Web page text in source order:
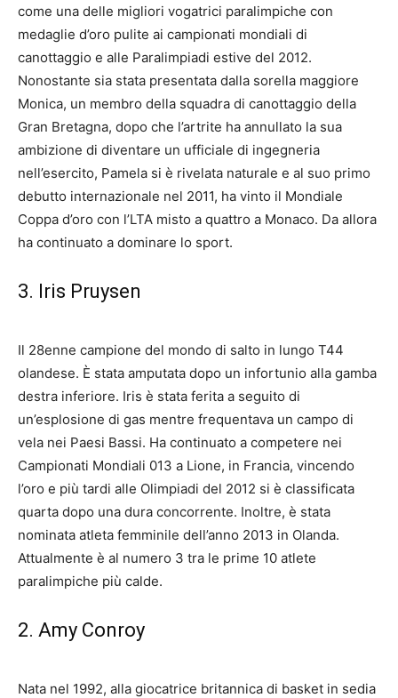
come una delle migliori vogatrici paralimpiche con
medaglie d’oro pulite ai campionati mondiali di
canottaggio e alle Paralimpiadi estive del 2012.
Nonostante sia stata presentata dalla sorella maggiore
Monica, un membro della squadra di canottaggio della
Gran Bretagna, dopo che l’artrite ha annullato la sua
ambizione di diventare un ufficiale di ingegneria
nell’esercito, Pamela si è rivelata naturale e al suo primo
debutto internazionale nel 2011, ha vinto il Mondiale
Coppa d’oro con l’LTA misto a quattro a Monaco. Da allora
ha continuato a dominare lo sport.
3. Iris Pruysen
Il 28enne campione del mondo di salto in lungo T44
olandese. È stata amputata dopo un infortunio alla gamba
destra inferiore. Iris è stata ferita a seguito di
un’esplosione di gas mentre frequentava un campo di
vela nei Paesi Bassi. Ha continuato a competere nei
Campionati Mondiali 013 a Lione, in Francia, vincendo
l’oro e più tardi alle Olimpiadi del 2012 si è classificata
quarta dopo una dura concorrente. Inoltre, è stata
nominata atleta femminile dell’anno 2013 in Olanda.
Attualmente è al numero 3 tra le prime 10 atlete
paralimpiche più calde.
2. Amy Conroy
Nata nel 1992, alla giocatrice britannica di basket in sedia